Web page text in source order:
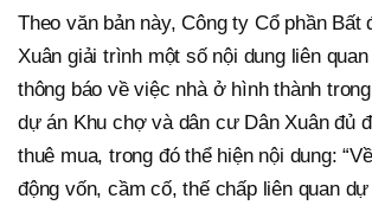
Theo văn bản này, Công ty Cổ phần Bất
Xuân giải trình một số nội dung liên
thông báo về việc nhà ở hình thành
dự án Khu chợ và dân cư Dân Xuân đủ
thuê mua, trong đó thể hiện nội dung:
động vốn, cầm cố, thế chấp liên quan